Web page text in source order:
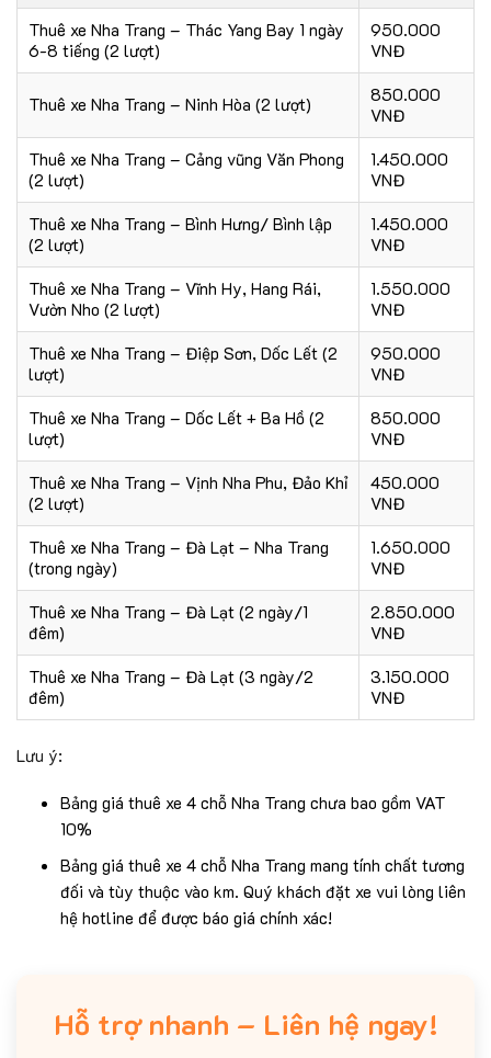
Thuê xe Nha Trang – Thác Yang Bay 1 ngày
6-8 tiếng (2 lượt)
950.000
VNĐ
Thuê xe Nha Trang – Ninh Hòa (2 lượt)
850.000
VNĐ
Thuê xe Nha Trang – Cảng vũng Văn Phong
(2 lượt)
1.450.000
VNĐ
Thuê xe Nha Trang – Bình Hưng/ Bình lập
(2 lượt)
1.450.000
VNĐ
Thuê xe Nha Trang – Vĩnh Hy, Hang Rái,
Vườn Nho (2 lượt)
1.550.000
VNĐ
Thuê xe Nha Trang – Điệp Sơn, Dốc Lết (2
lượt)
950.000
VNĐ
Thuê xe Nha Trang – Dốc Lết + Ba Hồ (2
lượt)
850.000
VNĐ
Thuê xe Nha Trang – Vịnh Nha Phu, Đảo Khỉ
(2 lượt)
450.000
VNĐ
Thuê xe Nha Trang – Đà Lạt – Nha Trang
(trong ngày)
1.650.000
VNĐ
Thuê xe Nha Trang – Đà Lạt (2 ngày/1
đêm)
2.850.000
VNĐ
Thuê xe Nha Trang – Đà Lạt (3 ngày/2
đêm)
3.150.000
VNĐ
Lưu ý:
Bảng giá thuê xe 4 chỗ Nha Trang chưa bao gồm VAT
10%
Bảng giá thuê xe 4 chỗ Nha Trang mang tính chất tương
đối và tùy thuộc vào km. Quý khách đặt xe vui lòng liên
hệ hotline để được báo giá chính xác!
Hỗ trợ nhanh – Liên hệ ngay!